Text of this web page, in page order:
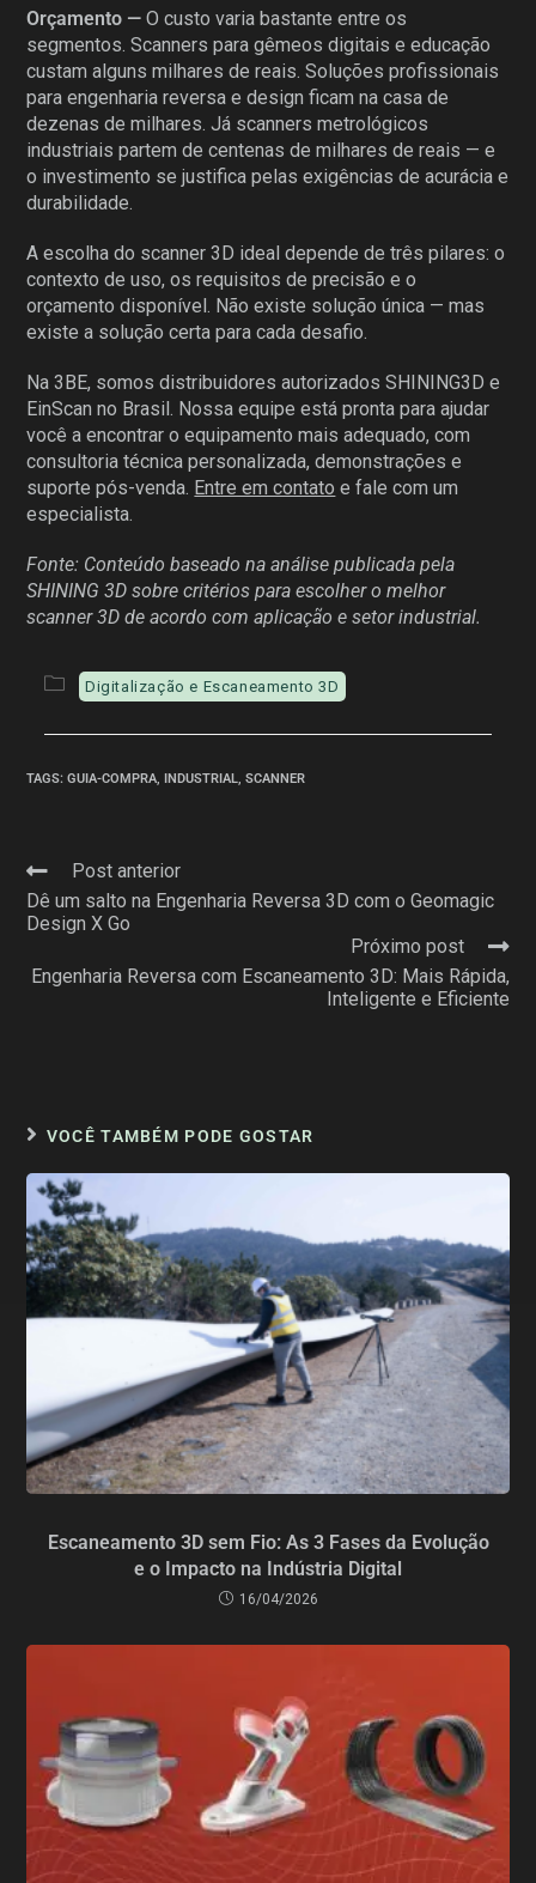
Orçamento — O custo varia bastante entre os
segmentos. Scanners para gêmeos digitais e educação
custam alguns milhares de reais. Soluções profissionais
para engenharia reversa e design ficam na casa de
dezenas de milhares. Já scanners metrológicos
industriais partem de centenas de milhares de reais — e
o investimento se justifica pelas exigências de acurácia e
durabilidade.
A escolha do scanner 3D ideal depende de três pilares: o
contexto de uso, os requisitos de precisão e o
orçamento disponível. Não existe solução única — mas
existe a solução certa para cada desafio.
Na 3BE, somos distribuidores autorizados SHINING3D e
EinScan no Brasil. Nossa equipe está pronta para ajudar
você a encontrar o equipamento mais adequado, com
consultoria técnica personalizada, demonstrações e
suporte pós-venda. Entre em contato e fale com um
especialista.
Fonte: Conteúdo baseado na análise publicada pela
SHINING 3D sobre critérios para escolher o melhor
scanner 3D de acordo com aplicação e setor industrial.
Digitalização e Escaneamento 3D
TAGS:GUIA-COMPRA, INDUSTRIAL, SCANNER
Post anterior
Dê um salto na Engenharia Reversa 3D com o Geomagic
Design X Go
Próximo post
Engenharia Reversa com Escaneamento 3D: Mais Rápida,
Inteligente e Eficiente
VOCÊ TAMBÉM PODE GOSTAR
Escaneamento 3D sem Fio: As 3 Fases da Evolução
e o Impacto na Indústria Digital
16/04/2026